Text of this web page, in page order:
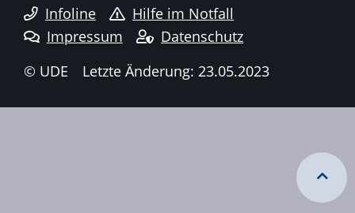
Infoline
Hilfe im Notfall
Impressum
Datenschutz
© UDE
Letzte Änderung: 23.05.2023